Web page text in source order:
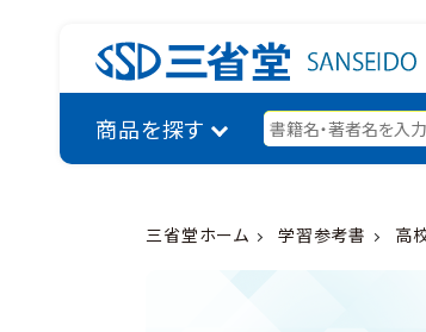
商品を探す
三省堂ホーム 学習参考書 高